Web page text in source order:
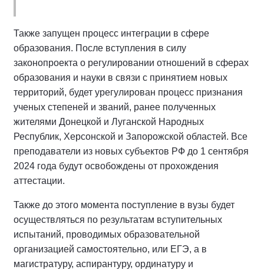
Также запущен процесс интеграции в сфере
образования. После вступления в силу
законопроекта о регулировании отношений в сферах
образования и науки в связи с принятием новых
территорий, будет урегулирован процесс признания
ученых степеней и званий, ранее полученных
жителями Донецкой и Луганской Народных
Республик, Херсонской и Запорожской областей. Все
преподаватели из новых субъектов РФ до 1 сентября
2024 года будут освобождены от прохождения
аттестации.
Также до этого момента поступление в вузы будет
осуществляться по результатам вступительных
испытаний, проводимых образовательной
организацией самостоятельно, или ЕГЭ, а в
магистратуру, аспирантуру, ординатуру и